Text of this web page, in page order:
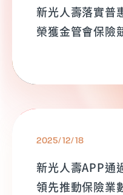
新光人壽落實普
榮獲金管會保險
2025/12/18
新光人壽APP通
領先推動保險業